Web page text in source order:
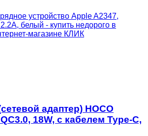
адаптер) HOCO
18W, с кабелем Type-C,